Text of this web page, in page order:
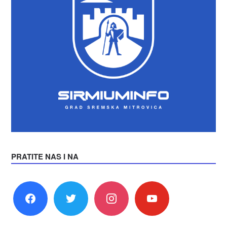
PRATITE NAS I NA
facebook twitter instagram youtube